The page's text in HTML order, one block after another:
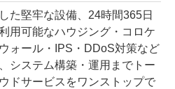
た堅牢な設備、24時間365日
用可能なハウジング・コロケ
ォール・IPS・DDoS対策など
システム構築・運用までトー
ドサービスをワンストップで